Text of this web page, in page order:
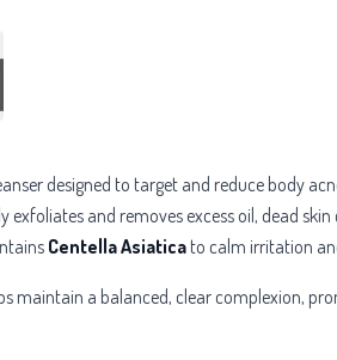
designed to target and reduce body
exfoliates and removes excess oil, dead
Centella Asiatica to calm irritation
maintain a balanced, clear complexion,